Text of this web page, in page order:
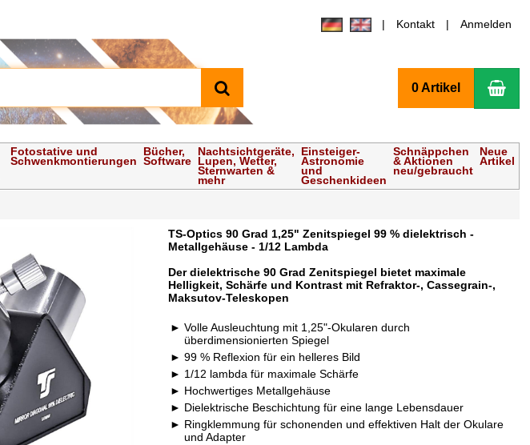
Kontakt Anmelden
0 Artikel
Fotostative und
Schwenkmontierungen
Bücher,
Software
Nachtsichtgeräte,
Lupen, Wetter,
Sternwarten &
mehr
Einsteiger-
Astronomie
und
Geschenkideen
Schnäppchen
& Aktionen
neu/gebraucht
Neue
Artikel
TS-Optics 90 Grad 1,25" Zenitspiegel 99 % dielektrisch -
Metallgehäuse - 1/12 Lambda
Der dielektrische 90 Grad Zenitspiegel bietet maximale
Helligkeit, Schärfe und Kontrast mit Refraktor-, Cassegrain-,
Maksutov-Teleskopen
Volle Ausleuchtung mit 1,25"-Okularen durch
überdimensionierten Spiegel
99 % Reflexion für ein helleres Bild
1/12 lambda für maximale Schärfe
Hochwertiges Metallgehäuse
Dielektrische Beschichtung für eine lange Lebensdauer
Ringklemmung für schonenden und effektiven Halt der Okulare
und Adapter